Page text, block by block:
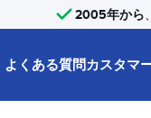
2005年から
よくある質問カスタマ